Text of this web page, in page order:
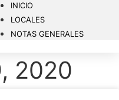
INICIO
LOCALES
NOTAS GENERALES
2020